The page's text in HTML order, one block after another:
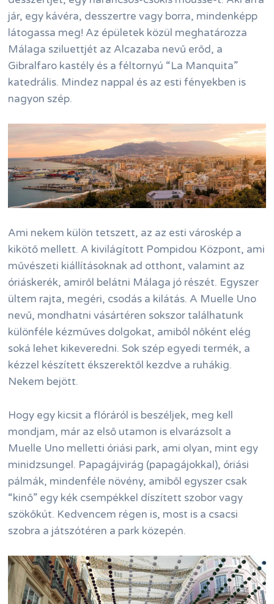
jár, egy kávéra, desszertre vagy borra, mindenképp
látogassa meg! Az épületek közül meghatározza
Málaga sziluettjét az Alcazaba nevű erőd, a
Gibralfaro kastély és a féltornyú “La Manquita”
katedrális. Mindez nappal és az esti fényekben is
nagyon szép.
Ami nekem külön tetszett, az az esti városkép a
kikötő mellett. A kivilágított Pompidou Központ, ami
művészeti kiállításoknak ad otthont, valamint az
óriáskerék, amiről belátni Málaga jó részét. Egyszer
ültem rajta, megéri, csodás a kilátás. A Muelle Uno
nevű, mondhatni vásártéren sokszor találhatunk
különféle kézműves dolgokat, amiből nőként elég
soká lehet kikeveredni. Sok szép egyedi termék, a
kézzel készített ékszerektől kezdve a ruhákig.
Nekem bejött.
Hogy egy kicsit a flóráról is beszéljek, meg kell
mondjam, már az első utamon is elvarázsolt a
Muelle Uno melletti óriási park, ami olyan, mint egy
minidzsungel. Papagájvirág (papagájokkal), óriási
pálmák, mindenféle növény, amiből egyszer csak
“kinő” egy kék csempékkel díszített szobor vagy
szökőkút. Kedvencem régen is, most is a csacsi
szobra a játszótéren a park közepén.